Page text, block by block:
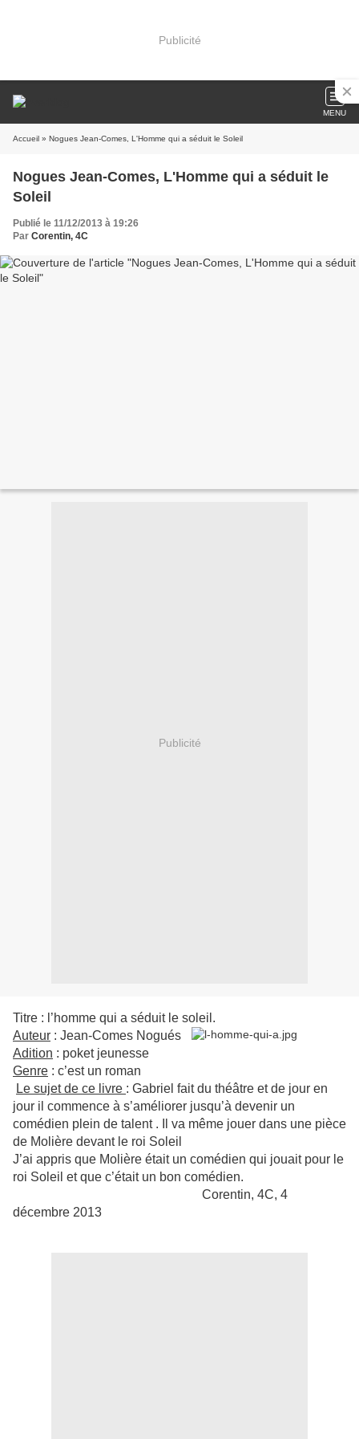
Publicité
MENU
Accueil » Nogues Jean-Comes, L'Homme qui a séduit le Soleil
Nogues Jean-Comes, L'Homme qui a séduit le
Soleil
Publié le 11/12/2013 à 19:26
Par Corentin, 4C
Publicité
Titre : l’homme qui a séduit le soleil.
Auteur : Jean-Comes Nogués
Adition : poket jeunesse
Genre : c’est un roman
Le sujet de ce livre : Gabriel fait du théâtre et de jour en
jour il commence à s’améliorer jusqu’à devenir un
comédien plein de talent . Il va même jouer dans une pièce
de Molière devant le roi Soleil
J’ai appris que Molière était un comédien qui jouait pour le
roi Soleil et que c’était un bon comédien.
Corentin, 4C, 4
décembre 2013